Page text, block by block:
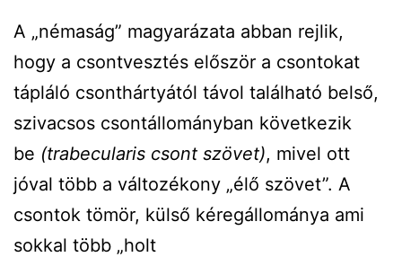
A „némaság” magyarázata abban rejlik,
hogy a csontvesztés először a csontokat
tápláló csonthártyától távol található belső,
szivacsos csontállományban következik
be (trabecularis csont szövet), mivel ott
jóval több a változékony „élő szövet”. A
csontok tömör, külső kéregállománya ami
sokkal több „holt